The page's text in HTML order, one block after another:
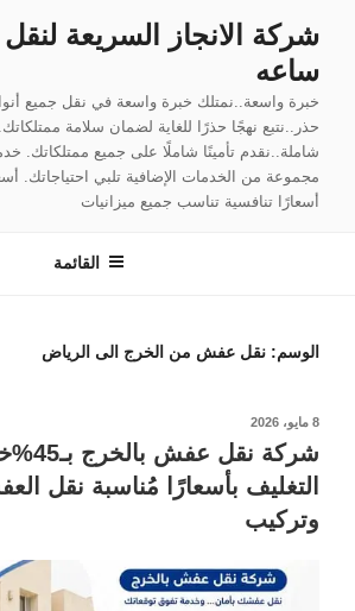
المحتوىساعه
خبرة واسعة..نمتلك خبرة واسعة في نقل جميع
حذر..نتبع نهجًا حذرًا للغاية لضمان سلامة
شاملة..نقدم تأمينًا شاملًا على جميع ممتلكاتك.
مجموعة من الخدمات الإضافية تلبي احتياجاتك.
أسعارًا تنافسية تناسب جميع ميزانيات
القائمة
الوسم: نقل عفش من الخرج الى الرياض
نُشر
8 مايو، 2026
شركة
التغليف بأسعارًا مُناسبة نقل
وتركيب